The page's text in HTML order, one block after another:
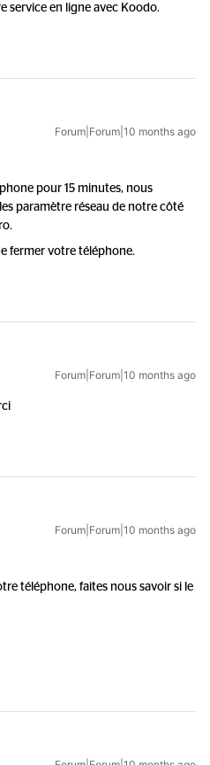
service en ligne avec Koodo.
Forum|Forum|10 months ago
pour 15 minutes, nous
paramètre réseau de notre côté
fermer votre téléphone.
Forum|Forum|10 months ago
Forum|Forum|10 months ago
téléphone, faites nous savoir si le